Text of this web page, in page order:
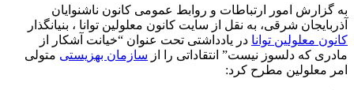
به گزارش امور ارتباطات و روابط عمومی کانون ناشنوایان
آذربایجان شرقی، به نقل از سایت کانون معلولین توانا ، بنیانگذار
کانون معلولین توانا در یادداشتی تحت عنوان “خیانت آشکار از
مادری که دلسوز نیست” انتقاداتی را از سازمان بهزیستی متولی
امر معلولین مطرح کرد: